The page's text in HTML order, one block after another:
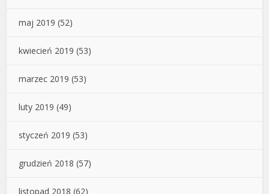
maj 2019 (52)
kwiecień 2019 (53)
marzec 2019 (53)
luty 2019 (49)
styczeń 2019 (53)
grudzień 2018 (57)
listopad 2018 (62)